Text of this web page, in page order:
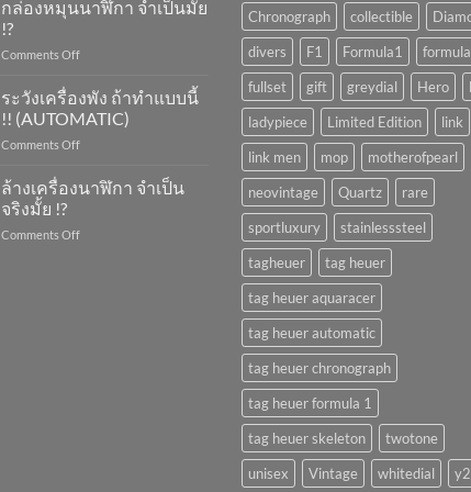
ทำ
ไง
?
กล่องหมุนนาฬิกา จำเป็นมั้ย
!?
Comments Offon
หมุน
จำเป็น
มั้ย
ระวังเครื่องพัง ถ้าทำแบบนี้
!! (AUTOMATIC)
Comments Offon
เครื่อง
ทำ
ล้างเครื่องนาฬิกา จำเป็น
จริงมั้ย !?
Comments Offon
Chronograph
collectible
divers
F1 Formula1
fullset
gift greydial Hero
ladypiece
Limited Edition
link
link men
mop
motherofpearl
neovintage
Quartz
rare
sportluxury
stainlesssteel
tagheuer
tag heuer
tag heuer aquaracer
tag heuer automatic
tag heuer chronograph
tag heuer formula 1
tag heuer skeleton
twotone
unisex
Vintage whitedial